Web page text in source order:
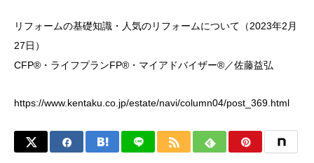
リフォームの基礎知識・人気のリフォームについて（2023年2月
27日）
CFP®・ライフプランFP®・マイアドバイザー®／佐藤益弘
https://www.kentaku.co.jp/estate/navi/column04/post_369.html